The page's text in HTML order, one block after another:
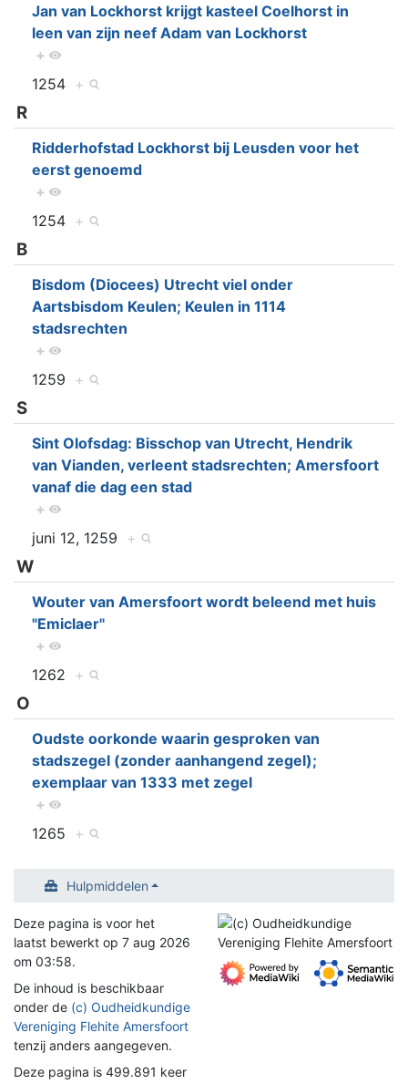
Jan van Lockhorst krijgt kasteel Coelhorst in
leen van zijn neef Adam van Lockhorst
+
1254 +
R
Ridderhofstad Lockhorst bij Leusden voor het
eerst genoemd
+
1254 +
B
Bisdom (Diocees) Utrecht viel onder
Aartsbisdom Keulen; Keulen in 1114
stadsrechten
+
1259 +
S
Sint Olofsdag: Bisschop van Utrecht, Hendrik
van Vianden, verleent stadsrechten; Amersfoort
vanaf die dag een stad
+
juni 12, 1259 +
W
Wouter van Amersfoort wordt beleend met huis
"Emiclaer"
+
1262 +
O
Oudste oorkonde waarin gesproken van
stadszegel (zonder aanhangend zegel);
exemplaar van 1333 met zegel
+
1265 +
Hulpmiddelen
Deze pagina is voor het
laatst bewerkt op 7 aug 2026
om 03:58.
De inhoud is beschikbaar
onder de (c) Oudheidkundige
Vereniging Flehite Amersfoort
tenzij anders aangegeven.
Deze pagina is 499.891 keer